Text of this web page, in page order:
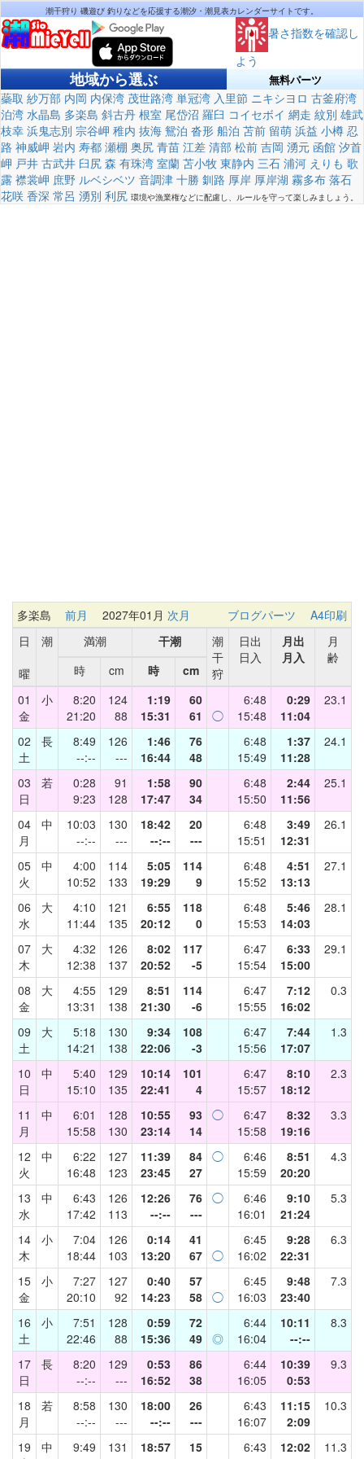
潮干狩り 磯遊び 釣りなどを応援する潮汐・潮見表カレンダーサイトです。
暑さ指数を確認し
よう
地域から選ぶ 無料パーツ
蘂取 紗万部 内岡 内保湾 茂世路湾 単冠湾 入里節 ニキシヨロ 古釜府湾
泊湾 水晶島 多楽島 斜古丹 根室 尾岱沼 羅臼 コイセボイ 網走 紋別 雄武
枝幸 浜鬼志別 宗谷岬 稚内 抜海 鴛泊 沓形 船泊 苫前 留萌 浜益 小樽 忍
路 神威岬 岩内 寿都 瀬棚 奥尻 青苗 江差 清部 松前 吉岡 湧元 函館 汐首
岬 戸井 古武井 臼尻 森 有珠湾 室蘭 苫小牧 東静内 三石 浦河 えりも 歌
露 襟裳岬 庶野 ルベシベツ 音調津 十勝 釧路 厚岸 厚岸湖 霧多布 落石
花咲 香深 常呂 湧別 利尻 環境や漁業権などに配慮し、ルールを守って楽しみましょう。
多楽島 前月 2027年01月 次月 ブログパーツ
A4印刷
日
曜
潮 満潮 干潮
潮
干
狩
日出
日入
月出
月入
月
齢
時
cm 時
cm
01
金
小
8:20
21:20
124
88
1:19
15:31
60
61
◯
6:48
15:48
0:29
11:04
23.1
02
土
長
8:49
--:--
126
---
1:46
16:44
76
48
6:48
15:49
1:37
11:28
24.1
03
日
若
0:28
9:23
91
128
1:58
17:47
90
34
6:48
15:50
2:44
11:56
25.1
04
月
中
10:03
--:--
130
---
18:42
--:--
20
---
6:48
15:51
3:49
12:31
26.1
05
火
中
4:00
10:52
114
133
5:05
19:29
114
9
6:48
15:52
4:51
13:13
27.1
06
水
大
4:10
11:44
121
135
6:55
20:12
118
0
6:48
15:53
5:46
14:03
28.1
07
木
大
4:32
12:38
126
137
8:02
20:52
117
-5
6:47
15:54
6:33
15:00
29.1
08
金
大
4:55
13:31
129
138
8:51
21:30
114
-6
6:47
15:55
7:12
16:02
0.3
09
土
大
5:18
14:21
130
138
9:34
22:06
108
-3
6:47
15:56
7:44
17:07
1.3
10
日
中
5:40
15:10
129
135
10:14
22:41
101
4
6:47
15:57
8:10
18:12
2.3
11
月
中
6:01
15:58
128
130
10:55
23:14
93
14
◯
6:47
15:58
8:32
19:16
3.3
12
火
中
6:22
16:48
127
123
11:39
23:45
84
27
◯
6:46
15:59
8:51
20:20
4.3
13
水
中
6:43
17:42
126
113
12:26
--:--
76
---
◯
6:46
16:01
9:10
21:24
5.3
14
木
小
7:04
18:44
126
103
0:14
13:20
41
67 ◯
6:45
16:02
9:28
22:31
6.3
15
金
小
7:27
20:10
127
92
0:40
14:23
57
58 ◯
6:45
16:03
9:48
23:40
7.3
16
土
小
7:51
22:46
128
88
0:59
15:36
72
49 ◎
6:44
16:04
10:11
--:--
8.3
17
日
長
8:20
--:--
129
---
0:53
16:52
86
38
6:44
16:05
10:39
0:53
9.3
18
月
若
8:58
--:--
130
---
18:00
--:--
26
---
6:43
16:07
11:15
2:09
10.3
19
中
9:49
131
18:57
15
6:43
12:02
11.3